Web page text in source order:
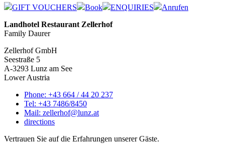
GIFT VOUCHERS Book ENQUIRIES
Anrufen
Landhotel Restaurant Zellerhof
Family Daurer
Zellerhof GmbH
Seestraße 5
A-3293 Lunz am See
Lower Austria
Phone: +43 664 / 44 20 237
Tel: +43 7486/8450
Mail: zellerhof@lunz.at
directions
Vertrauen Sie auf die Erfahrungen unserer Gäste.